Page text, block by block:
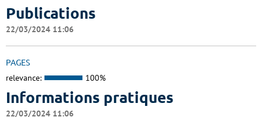
Publications
22/03/2024 11:06
PAGES
relevance: 100%
Informations pratiques
22/03/2024 11:06